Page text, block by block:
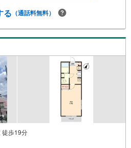
は何でもお聞き下さい。新築一戸建
る （通話料無料）
徒歩19分